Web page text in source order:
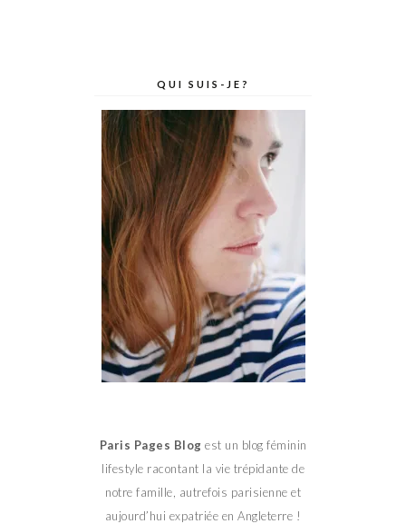
QUI SUIS-JE?
Paris Pages Blog est un blog féminin
lifestyle racontant la vie trépidante de
notre famille, autrefois parisienne et
aujourd’hui expatriée en Angleterre !